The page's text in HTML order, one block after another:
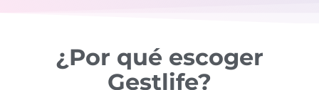
¿Por qué escoger
Gestlife?